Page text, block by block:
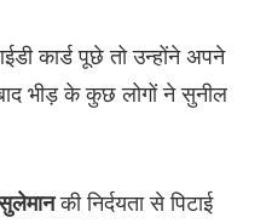
कार्ड पूछे तो उन्होंने अपने
भीड़ के कुछ लोगों ने सुनील
की निर्दयता से पिटाई